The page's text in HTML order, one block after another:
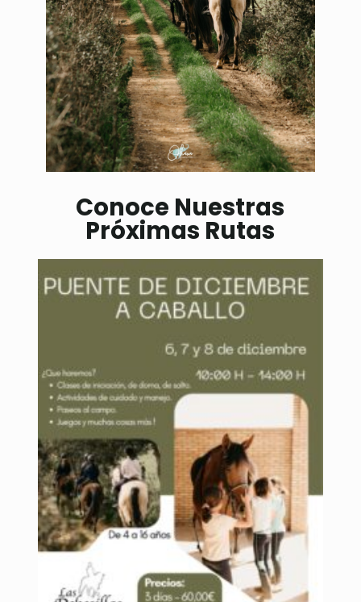
Conoce Nuestras
Próximas Rutas